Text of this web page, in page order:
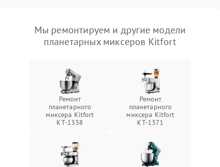
Мы ремонтируем и другие модели
планетарных миксеров Kitfort
Ремонт
планетарного
миксера Kitfort
КТ-1338
Ремонт
планетарного
миксера Kitfort
КТ-1371